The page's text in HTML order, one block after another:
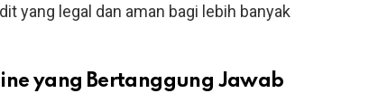
yang legal dan aman bagi lebih banyak
yang Bertanggung Jawab